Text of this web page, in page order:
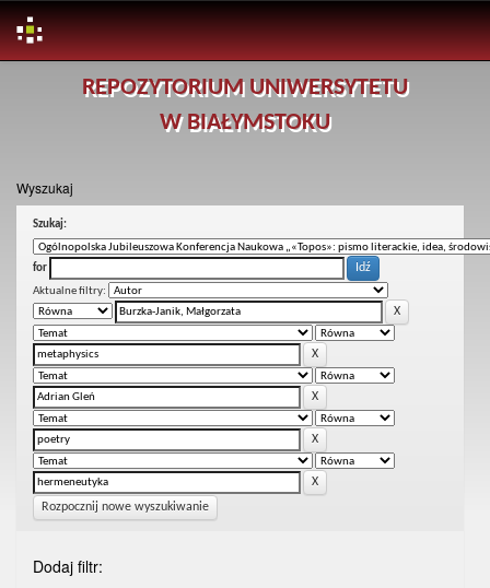
REPOZYTORIUM UNIWERSYTETU
W BIAŁYMSTOKU
Wyszukaj
Szukaj:
for
Aktualne filtry:
Rozpocznij nowe wyszukiwanie
Dodaj filtr: